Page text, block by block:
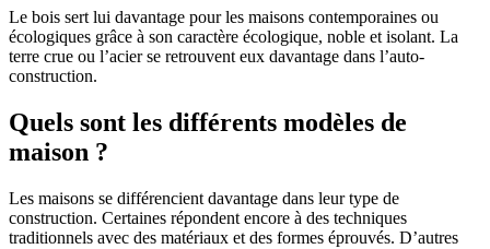
Le bois sert lui davantage pour les maisons contemporaines ou
écologiques grâce à son caractère écologique, noble et isolant. La
terre crue ou l’acier se retrouvent eux davantage dans l’auto-
construction.
Quels sont les différents modèles de
maison ?
Les maisons se différencient davantage dans leur type de
construction. Certaines répondent encore à des techniques
traditionnels avec des matériaux et des formes éprouvés. D’autres